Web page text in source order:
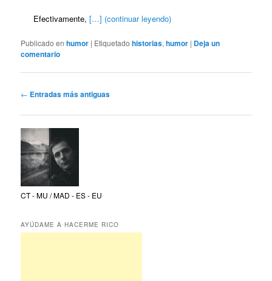
Efectivamente, […] (continuar leyendo)
Publicado en humor | Etiquetado historias,humor | Deja un
comentario
Navegación
entradas
← Entradas más antiguas
CT - MU / MAD - ES - EU
AYÚDAME A HACERME RICO